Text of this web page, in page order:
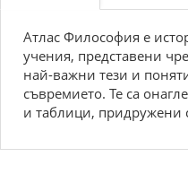
Атлас Философия е
учения, представени
най-важни тези и
съвремието. Те са
и таблици, придружени